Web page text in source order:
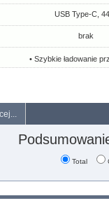
USB Type-C,
brak
• Szybkie ładowanie
Total